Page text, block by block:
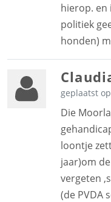
hierop. en
politiek
honden)
geplaatst
Die
loontje
jaar)om
vergeten
(de PVDA